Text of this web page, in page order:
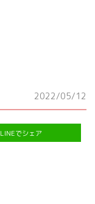
2022/05/12
LINEでシェア